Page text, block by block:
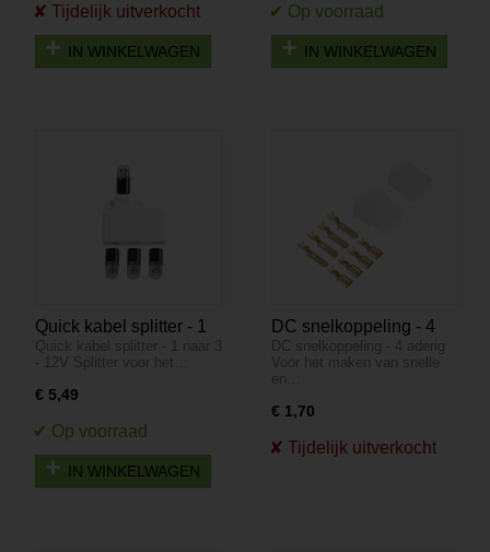
IN WINKELWAGEN IN WINKELWAGEN
Quick kabel splitter - 1
naar 3 - 12V
Quick kabel splitter - 1 naar 3
- 12V Splitter voor het…
€ 5,49
IN WINKELWAGEN
DC snelkoppeling - 4
aderig
DC snelkoppeling - 4 aderig
Voor het maken van snelle
en…
€ 1,70